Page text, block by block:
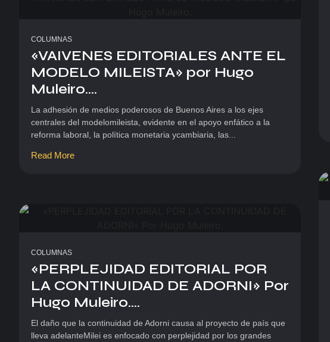
COLUMNAS
«VAIVENES EDITORIALES ANTE EL
MODELO MILEISTA» por Hugo
Muleiro....
La adhesión de medios poderosos de Buenos Aires a los ejes
centrales del modelomileista, evidente en el apoyo enfático a la
reforma laboral, la política monetaria ycambiaria, las...
Read More
COLUMNAS
«PERPLEJIDAD EDITORIAL POR
LA CONTINUIDAD DE ADORNI» Por
Hugo Muleiro....
El daño que la continuidad de Adorni causa al proyecto de país que
lleva adelanteMilei es enfocado con perplejidad por los grandes